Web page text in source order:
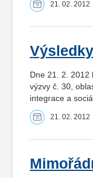
21. 02. 2012
Dne 21. 2. 2012
výzvy č. 30,
integrace a
21. 02. 2012